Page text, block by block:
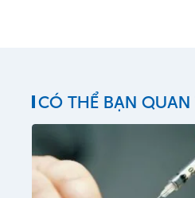
CÓ THỂ BẠN QUAN